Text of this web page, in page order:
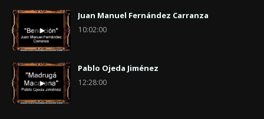
Juan Manuel Fernández Carranza
10:02:00
Pablo Ojeda Jiménez
12:28:00